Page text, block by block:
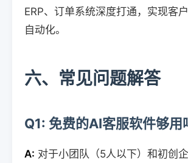
ERP、订单系统深度打通，实现客
自动化。
六、常见问题解答
Q1: 免费的AI客服软件够用
A: 对于小团队（5人以下）和初创